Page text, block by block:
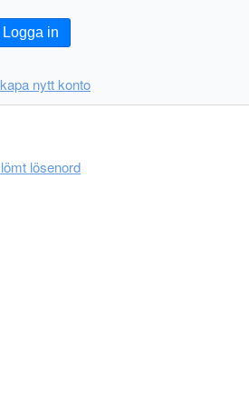
Logga in
nytt konto
lösenord